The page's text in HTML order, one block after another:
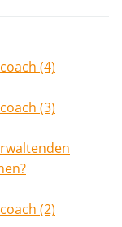
(4)
(3)
(2)